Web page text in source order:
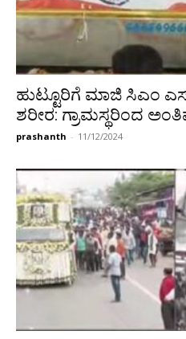
ಹುಟ್ಟೂರಿಗೆ ಮಾಜಿ ಸಿಎಂ
ಶರೀರ: ಗ್ರಾಮಸ್ಥರಿಂದ
prashanth - 11/12/2024